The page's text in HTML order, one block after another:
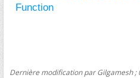
Function
Dernière modification par Gilgamesh ;